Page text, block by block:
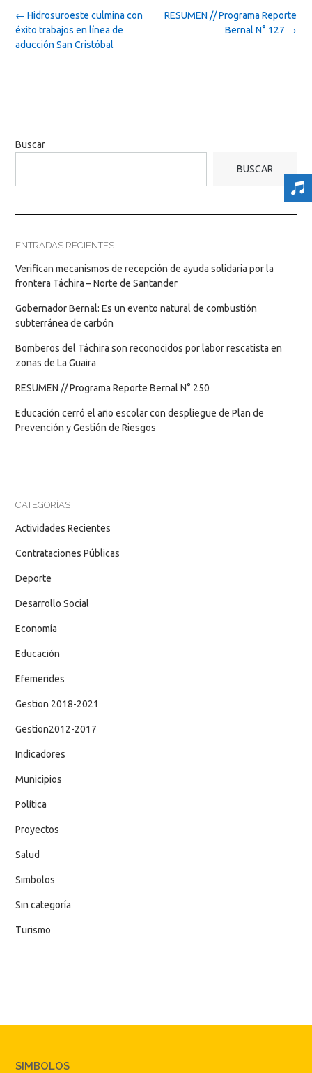
Post
navigation
RESUMEN // Programa Reporte
Bernal N° 127 →
← Hidrosuroeste culmina con
éxito trabajos en línea de
aducción San Cristóbal
Buscar
BUSCAR
ENTRADAS RECIENTES
Verifican mecanismos de recepción de ayuda solidaria por la
frontera Táchira – Norte de Santander
Gobernador Bernal: Es un evento natural de combustión
subterránea de carbón
Bomberos del Táchira son reconocidos por labor rescatista en
zonas de La Guaira
RESUMEN // Programa Reporte Bernal N° 250
Educación cerró el año escolar con despliegue de Plan de
Prevención y Gestión de Riesgos
CATEGORÍAS
Actividades Recientes
Contrataciones Públicas
Deporte
Desarrollo Social
Economía
Educación
Efemerides
Gestion 2018-2021
Gestion2012-2017
Indicadores
Municipios
Política
Proyectos
Salud
Simbolos
Sin categoría
Turismo
SIMBOLOS